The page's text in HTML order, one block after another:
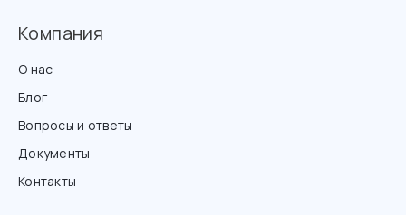
Компания
О нас
Блог
Вопросы и ответы
Документы
Контакты